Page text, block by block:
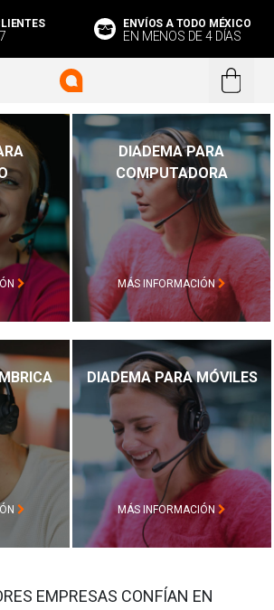
ENVÍOS A TODO MÉXICO
EN MENOS DE 4 DÍAS
DIADEMA PARA
COMPUTADORA
MÁS INFORMACIÓN
DIADEMA PARA MÓVILES
MÁS INFORMACIÓN
EMPRESAS CONFÍAN EN